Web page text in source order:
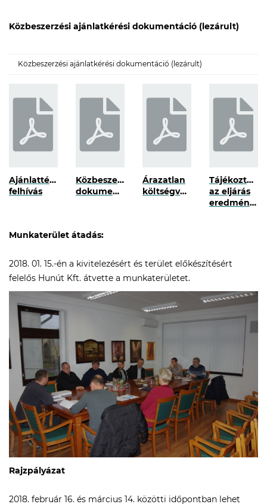
Közbeszerzési ajánlatkérési dokumentáció (lezárult)
Közbeszerzési ajánlatkérési dokumentáció (lezárult)
Ajánlattételi
felhívás
Közbeszerzési
dokumentumok
Árazatlan
költségvetés
Tájékoztatás
az eljárás
eredményéről
Munkaterület átadás:
2018. 01. 15.-én a kivitelezésért és terület előkészítésért
felelős Hunút Kft. átvette a munkaterületet.
Rajzpályázat
2018. február 16. és március 14. közötti időpontban lehet